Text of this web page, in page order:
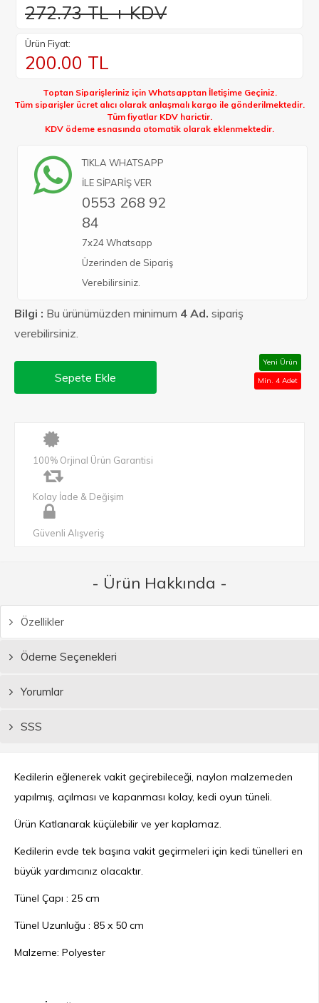
272.73 TL + KDV
Ürün Fiyat:
200.00 TL
Toptan Siparişleriniz için Whatsapptan İletişime Geçiniz.
Tüm siparişler ücret alıcı olarak anlaşmalı kargo ile gönderilmektedir.
Tüm fiyatlar KDV harictir.
KDV ödeme esnasında otomatik olarak eklenmektedir.
TIKLA WHATSAPP
İLE SİPARİŞ VER
0553 268 92
84
7x24 Whatsapp
Üzerinden de Sipariş
Verebilirsiniz.
Bilgi : Bu ürünümüzden minimum 4 Ad. sipariş
verebilirsiniz.
Sepete Ekle
Yeni Ürün
Min. 4 Adet
100% Orjinal Ürün Garantisi
Kolay İade & Değişim
Güvenli Alışveriş
- Ürün Hakkında -
Özellikler
Ödeme Seçenekleri
Yorumlar
SSS
Kedilerin eğlenerek vakit geçirebileceği, naylon malzemeden
yapılmış, açılması ve kapanması kolay, kedi oyun tüneli.
Ürün Katlanarak küçülebilir ve yer kaplamaz.
Kedilerin evde tek başına vakit geçirmeleri için kedi tünelleri en
büyük yardımcınız olacaktır.
Tünel Çapı : 25 cm
Tünel Uzunluğu : 85 x 50 cm
Malzeme: Polyester